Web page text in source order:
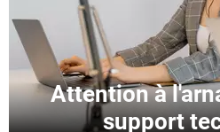
Attention à
support